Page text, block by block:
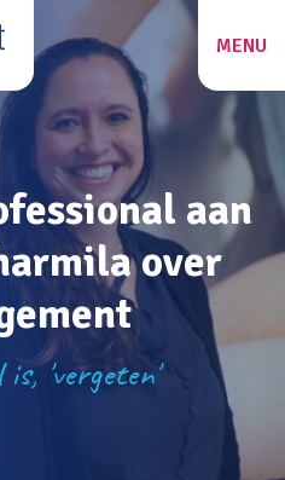
ZOEKEN
MENU
aan
over
'vergeten'